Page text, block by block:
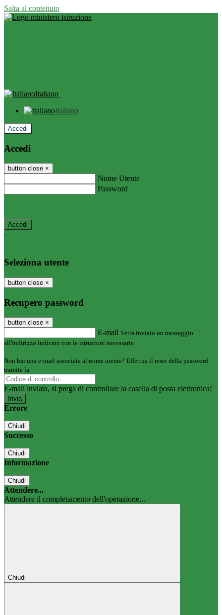
Salta al contenuto
Italiano
Italiano
Accedi
Accedi
button close ×
Nome Utente
Password
-
Seleziona utente
button close ×
Recupero password
button close ×
E-mail Verrà inviato un messaggio
all'indirizzo indicato con le istruzioni necessarie.
Non hai una e-mail associata al nome utente? Effettua il reset della password
tramite la
E-mail inviata, si prega di controllare la casella di posta elettronica!
Errore
Chiudi
Successo
Chiudi
Informazione
Chiudi
Attendere...
Attendere il completamento dell'operazione...
Chiudi